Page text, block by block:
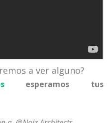
a ver alguno?
esperamos tus